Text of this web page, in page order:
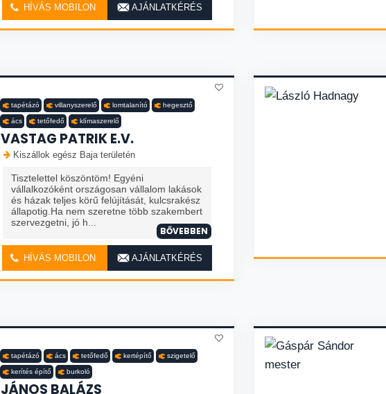
HÍVÁS MOBILON AJÁNLATKÉRÉS
tapétázó villanyszerelő lomtalanító hegesztő
ács tetőfedő klímaszerelő
VASTAG PATRIK E.V.
Kiszállok egész Baja területén
Tisztelettel köszöntöm! Egyéni
vállalkozóként országosan vállalom lakások
és házak teljes körű felújítását, kulcsrakész
állapotig.Ha nem szeretne több szakembert
szervezgetni, jó h...
BŐVEBBEN
HÍVÁS MOBILON AJÁNLATKÉRÉS
tapétázó ács tetőfedő kertépítő szigetelő
kerítés építő burkoló
JÁNOS BALÁZS